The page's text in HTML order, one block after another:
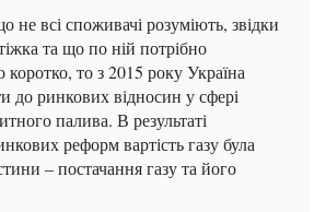
не всі споживачі розуміють, звідки
та що по ній потрібно
то з 2015 року Україна
до ринкових відносин у сфері
палива. В результаті
реформ вартість газу була
– постачання газу та його